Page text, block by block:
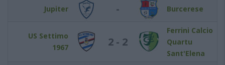
Jupiter - Burcerese
US Settimo
1967
2 - 2
Ferrini Calcio
Quartu
Sant'Elena